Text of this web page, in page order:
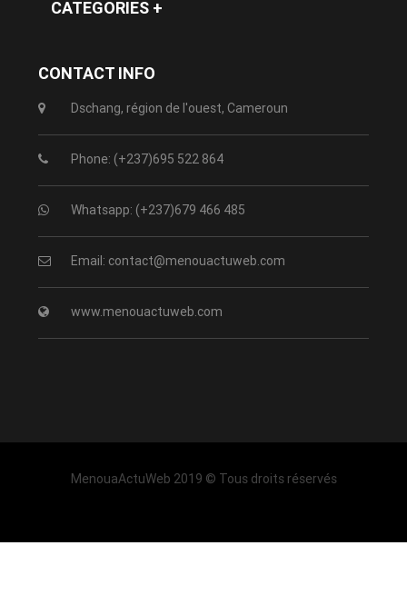
CATEGORIES +
CONTACT INFO
Dschang, région de l'ouest, Cameroun
Phone: (+237)695 522 864
Whatsapp: (+237)679 466 485
Email: contact@menouactuweb.com
www.menouactuweb.com
MenouaActuWeb 2019 © Tous droits réservés